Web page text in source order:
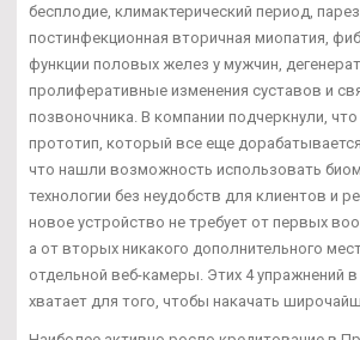
бесплодие, климактерический период,
постинфекционная вторичная миопатия,
функции половых желез у мужчин,
пролиферативные изменения суставов и
позвоночника. В компании подчеркнули,
прототип, который все еще
что нашли возможность использовать
технологии без неудобств для клиентов и
новое устройство не требует от первых
а от вторых никакого дополнительного
отдельной веб-камеры. Этих 4 упражнений
хватает для того, чтобы накачать